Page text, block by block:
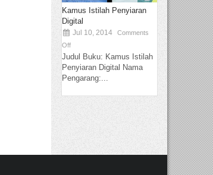
Kamus Istilah Penyiaran
Digital
Jul 10, 2014
Comments
Off
Judul Buku: Kamus Istilah
Penyiaran Digital Nama
Pengarang:...